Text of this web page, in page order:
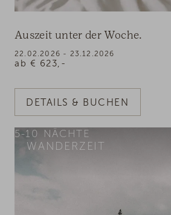
Auszeit unter der Woche.
ab € 623,-
22.02.2026 - 23.12.2026
DETAILS & BUCHEN
WANDERZEIT
5-10 NÄCHTE